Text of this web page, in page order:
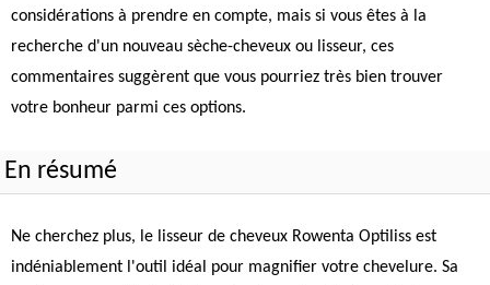
considérations à prendre en compte, mais si vous êtes à la
recherche d'un nouveau sèche-cheveux ou lisseur, ces
commentaires suggèrent que vous pourriez très bien trouver
votre bonheur parmi ces options.
En résumé
Ne cherchez plus, le lisseur de cheveux Rowenta Optiliss est
indéniablement l'outil idéal pour magnifier votre chevelure. Sa